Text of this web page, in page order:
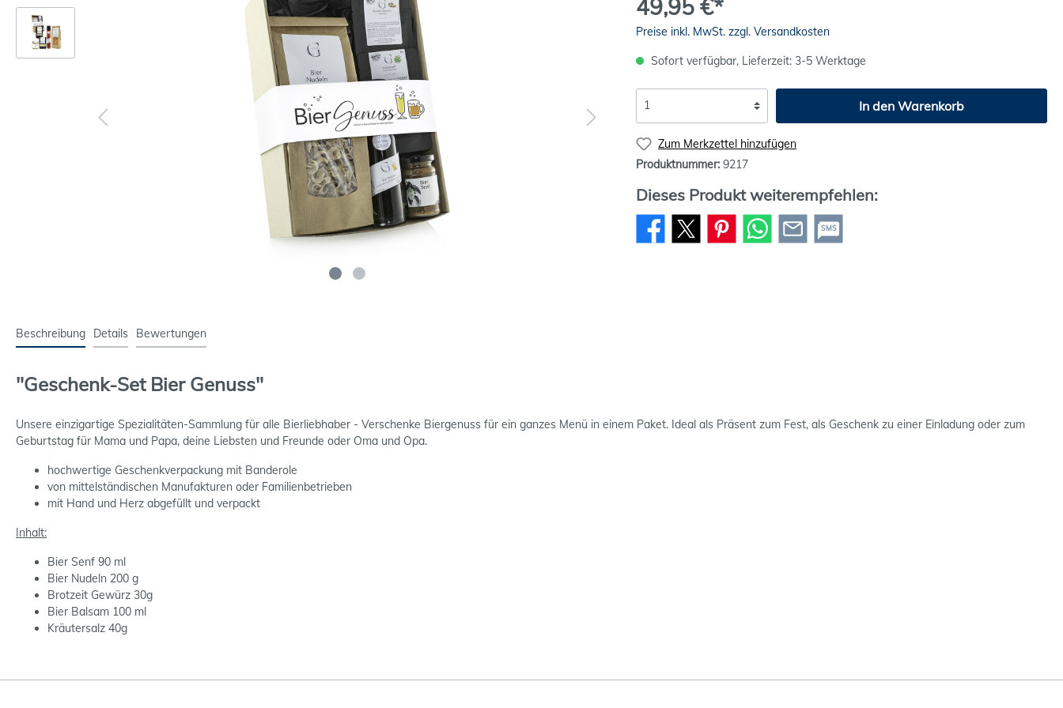
49,95 €*
Preise inkl. MwSt. zzgl. Versandkosten
Sofort verfügbar, Lieferzeit: 3-5 Werktage
In den Warenkorb
Zum Merkzettel hinzufügen
Produktnummer: 9217
Dieses Produkt weiterempfehlen:
SMS
Beschreibung Details Bewertungen
"Geschenk-Set Bier Genuss"
Unsere einzigartige Spezialitäten-Sammlung für alle Bierliebhaber - Verschenke Biergenuss für ein ganzes Menü in einem Paket. Ideal als Präsent zum Fest, als Geschenk zu einer Einladung oder zum
Geburtstag für Mama und Papa, deine Liebsten und Freunde oder Oma und Opa.
hochwertige Geschenkverpackung mit Banderole
von mittelständischen Manufakturen oder Familienbetrieben
mit Hand und Herz abgefüllt und verpackt
Inhalt:
Bier Senf 90 ml
Bier Nudeln 200 g
Brotzeit Gewürz 30g
Bier Balsam 100 ml
Kräutersalz 40g